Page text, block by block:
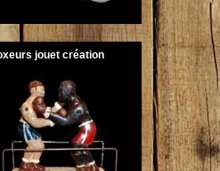
jouet création